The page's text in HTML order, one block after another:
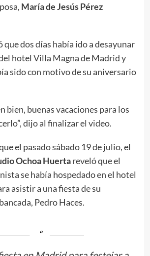
María de Jesús Pérez
dos días había ido a desayunar
hotel Villa Magna de Madrid y
sido con motivo de su aniversario
bien, buenas vacaciones para los
dijo al finalizar el video.
el pasado sábado 19 de julio, el
Ochoa Huertareveló que el
se había hospedado en el hotel
asistir a una fiesta de su
Pedro Haces.